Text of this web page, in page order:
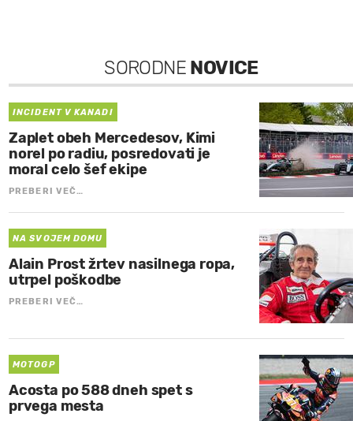
SORODNE NOVICE
INCIDENT V KANADI
Zaplet obeh Mercedesov, Kimi
norel po radiu, posredovati je
moral celo šef ekipe
PREBERI VEČ…
NA SVOJEM DOMU
Alain Prost žrtev nasilnega ropa,
utrpel poškodbe
PREBERI VEČ…
MOTOGP
Acosta po 588 dneh spet s
prvega mesta